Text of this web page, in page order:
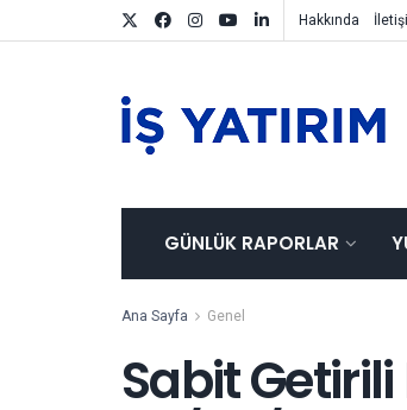
Hakkında
GÜNLÜK RAPORLAR
Ana Sayfa Genel
Sabit